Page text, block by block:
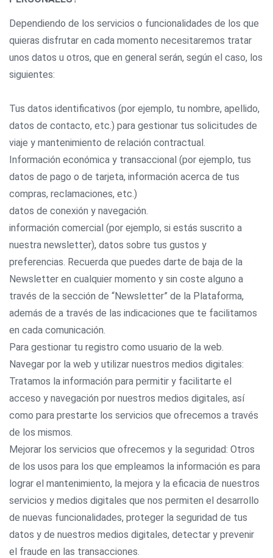
Dependiendo de los servicios o funcionalidades de los que
quieras disfrutar en cada momento necesitaremos tratar
unos datos u otros, que en general serán, según el caso, los
siguientes:
Tus datos identificativos (por ejemplo, tu nombre, apellido,
datos de contacto, etc.) para gestionar tus solicitudes de
viaje y mantenimiento de relación contractual.
Información económica y transaccional (por ejemplo, tus
datos de pago o de tarjeta, información acerca de tus
compras, reclamaciones, etc.)
datos de conexión y navegación.
información comercial (por ejemplo, si estás suscrito a
nuestra newsletter), datos sobre tus gustos y
preferencias. Recuerda que puedes darte de baja de la
Newsletter en cualquier momento y sin coste alguno a
través de la sección de “Newsletter” de la Plataforma,
además de a través de las indicaciones que te facilitamos
en cada comunicación.
Para gestionar tu registro como usuario de la web.
Navegar por la web y utilizar nuestros medios digitales:
Tratamos la información para permitir y facilitarte el
acceso y navegación por nuestros medios digitales, así
como para prestarte los servicios que ofrecemos a través
de los mismos.
Mejorar los servicios que ofrecemos y la seguridad: Otros
de los usos para los que empleamos la información es para
lograr el mantenimiento, la mejora y la eficacia de nuestros
servicios y medios digitales que nos permiten el desarrollo
de nuevas funcionalidades, proteger la seguridad de tus
datos y de nuestros medios digitales, detectar y prevenir
el fraude en las transacciones.